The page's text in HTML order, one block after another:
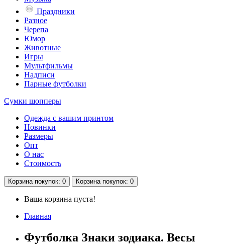
Праздники
Разное
Черепа
Юмор
Животные
Игры
Мультфильмы
Надписи
Парные футболки
Сумки шопперы
Одежда с вашим принтом
Новинки
Размеры
Опт
О нас
Стоимость
Корзинапокупок: 0 Корзинапокупок: 0
Ваша корзина пуста!
Главная
Футболка Знаки зодиака. Весы